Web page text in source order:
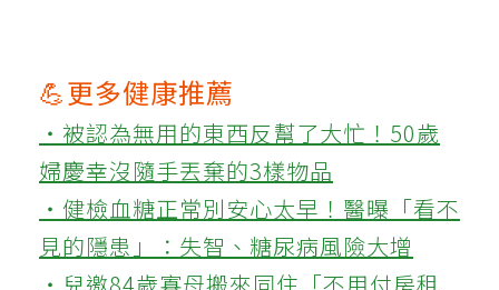
💪更多健康推薦
‧被認為無用的東西反幫了大忙！50歲
婦慶幸沒隨手丟棄的3樣物品
‧健檢血糖正常別安心太早！醫曝「看不
見的隱患」：失智、糖尿病風險大增